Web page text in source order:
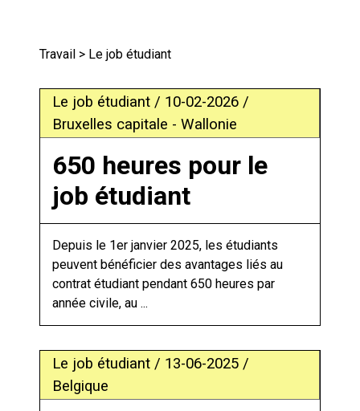
Travail > Le job étudiant
Le job étudiant / 10-02-2026 /
Bruxelles capitale - Wallonie
650 heures pour le
job étudiant
Depuis le 1er janvier 2025, les étudiants
peuvent bénéficier des avantages liés au
contrat étudiant pendant 650 heures par
année civile, au ...
Le job étudiant / 13-06-2025 /
Belgique